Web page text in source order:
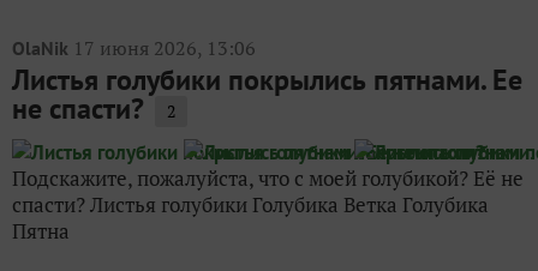
OlaNik 17 июня 2026, 13:06
Листья голубики покрылись пятнами. Ее
не спасти? 2
Подскажите, пожалуйста, что с моей голубикой? Её не
спасти? Листья голубики Голубика Ветка Голубика
Пятна